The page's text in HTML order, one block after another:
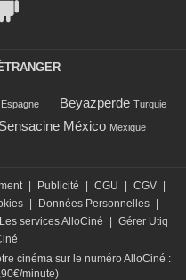
Espagne Beyazperde Turquie
Sensacine México Mexique
Publicité CGU CGV
Données Personnelles
Les services AlloCiné
Gérer Utiq
cinéma sur le numéro AlloCiné :
minute)